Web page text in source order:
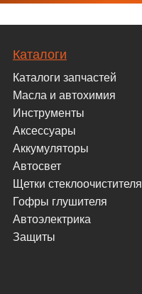
Каталоги
Каталоги запчастей
Масла и автохимия
Инструменты
Аксессуары
Аккумуляторы
Автосвет
Щетки стеклоочистителя
Гофры глушителя
Автоэлектрика
Защиты